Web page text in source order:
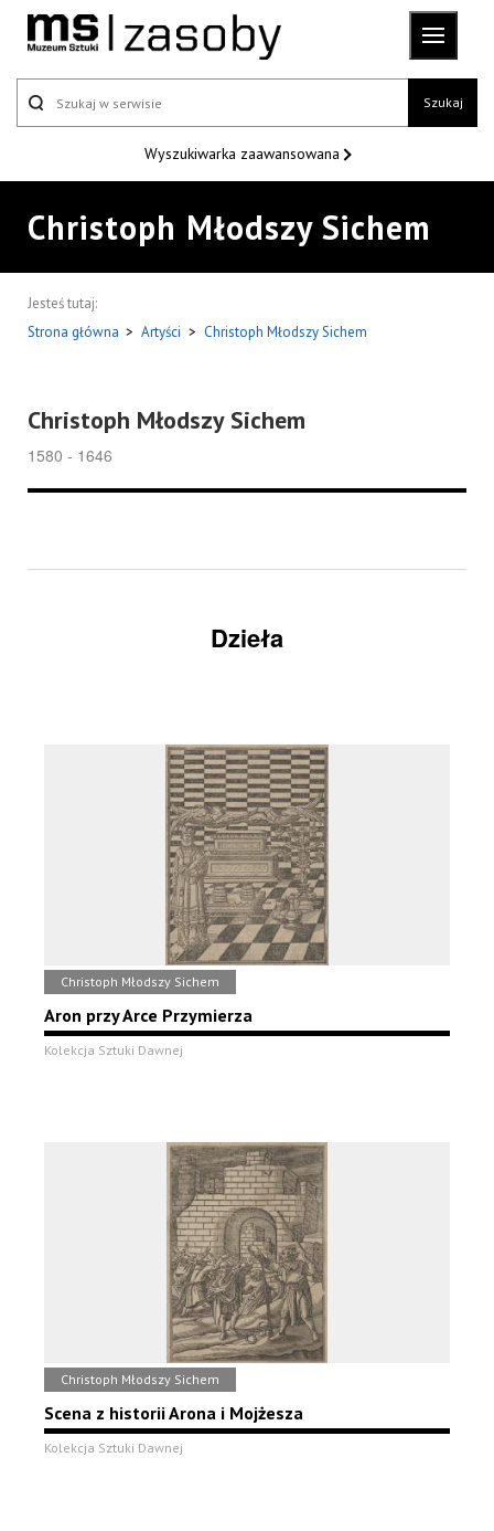
Szukaj
Wyszukiwarka zaawansowana
Christoph Młodszy Sichem
Jesteś tutaj:
Strona główna > Artyści > Christoph Młodszy Sichem
Christoph Młodszy Sichem
1580 - 1646
Dzieła
Christoph Młodszy Sichem
Aron przy Arce Przymierza
Kolekcja Sztuki Dawnej
Christoph Młodszy Sichem
Scena z historii Arona i Mojżesza
Kolekcja Sztuki Dawnej